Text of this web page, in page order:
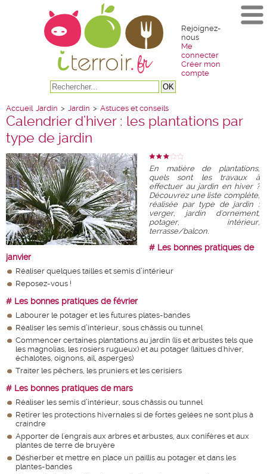
Rejoignez-
nous
Me
connecter
Créer mon
compte
Accueil Jardin > Jardin > Astuces et conseils
Calendrier d'hiver : les plantations par
type de jardin
En matière de plantations,
quels sont les travaux à
effectuer au jardin en hiver ?
Découvrez une liste complète,
réalisée par type de jardin :
verger, jardin d'ornement,
potager, intérieur,
terrasse/balcon.
# Les bonnes pratiques de
janvier
Réaliser quelques tailles et semis d’intérieur
Reposez-vous !
# Les bonnes pratiques de février
Labourer le potager et les futures plates-bandes
Réaliser les semis d’intérieur, sous châssis ou tunnel
Commencer certaines plantations au jardin (lis et arbustes tels que
les magnolias, les rosiers rugueux) et au potager (laitues d'hiver,
échalotes, oignons, ail, asperges)
Traiter les pêchers, les pruniers et les cerisiers
# Les bonnes pratiques de mars
Réaliser les semis d’intérieur, sous châssis ou tunnel
Retirer les protections hivernales si de fortes gelées ne sont plus à
craindre
Apporter de l'engrais aux arbres et arbustes, aux conifères et aux
plantes de terre de bruyère
Désherber et mettre en place un paillis au potager et dans les
plantes-bandes